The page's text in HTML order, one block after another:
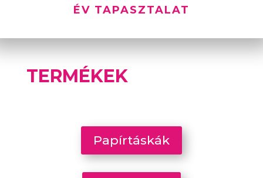
ÉV TAPASZTALAT
TERMÉKEK
Papírtáskák